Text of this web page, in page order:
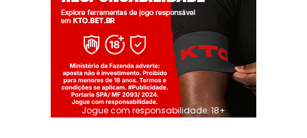
Jogue com responsabilidade. 18+